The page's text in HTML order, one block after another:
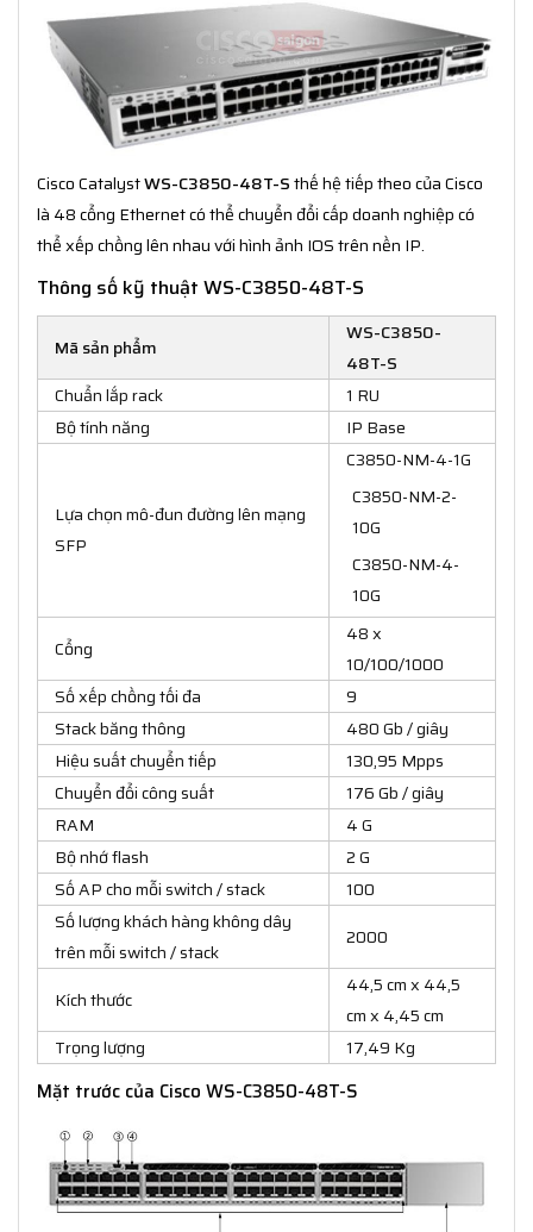
Cisco CatalystWS-C3850-48T-Sthế hệ tiếp theo của Cisco
là 48 cổng Ethernet có thể chuyển đổi cấp doanh nghiệp có
thể xếp chồng lên nhau với hình ảnh IOS trên nền IP.
Thông số kỹ thuật WS-C3850-48T-S
Mã sản phẩm
WS-C3850-
48T-S
Chuẩn lắp rack
1 RU
Bộ tính năng
IP Base
Lựa chọn mô-đun đường lên mạng
SFP
C3850-NM-4-1G
C3850-NM-2-
10G
C3850-NM-4-
10G
Cổng
48 x
10/100/1000
Số xếp chồng tối đa
9
Stack băng thông
480 Gb / giây
Hiệu suất chuyển tiếp
130,95 Mpps
Chuyển đổi công suất
176 Gb / giây
RAM
4 G
Bộ nhớ flash
2 G
Số AP cho mỗi switch / stack
100
Số lượng khách hàng không dây
trên mỗi switch / stack
2000
Kích thước
44,5 cm x 44,5
cm x 4,45 cm
Trọng lượng
17,49 Kg
Mặt trước của Cisco WS-C3850-48T-S